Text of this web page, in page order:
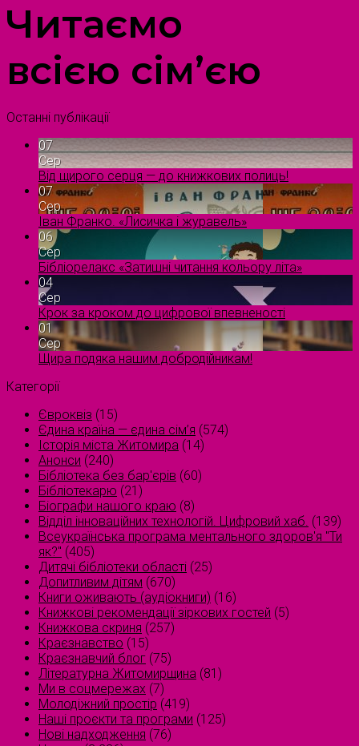
Читаємо
всією сім’єю
Останні публікації
07
Сер
Від щирого серця — до книжкових полиць!
07
Сер
Іван Франко. «Лисичка і журавель»
06
Сер
Бібліорелакс «Затишні читання кольору літа»
04
Сер
Крок за кроком до цифрової впевненості
01
Сер
Щира подяка нашим добродійникам!
Категорії
Євроквіз (15)
Єдина країна — єдина сім’я (574)
Історія міста Житомира (14)
Анонси (240)
Бібліотека без бар'єрів (60)
Бібліотекарю (21)
Біографи нашого краю (8)
Відділ інноваційних технологій. Цифровий хаб. (139)
Всеукраїнська програма ментального здоров'я "Ти
як?" (405)
Дитячі бібліотеки області (25)
Допитливим дітям (670)
Книги оживають (аудіокниги) (16)
Книжкові рекомендації зіркових гостей (5)
Книжкова скриня (257)
Краєзнавство (15)
Краєзнавчий блог (75)
Літературна Житомирщина (81)
Ми в соцмережах (7)
Молодіжний простір (419)
Наші проєкти та програми (125)
Нові надходження (76)